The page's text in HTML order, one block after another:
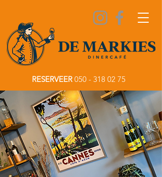
RESERVEER 050 - 318 02 75